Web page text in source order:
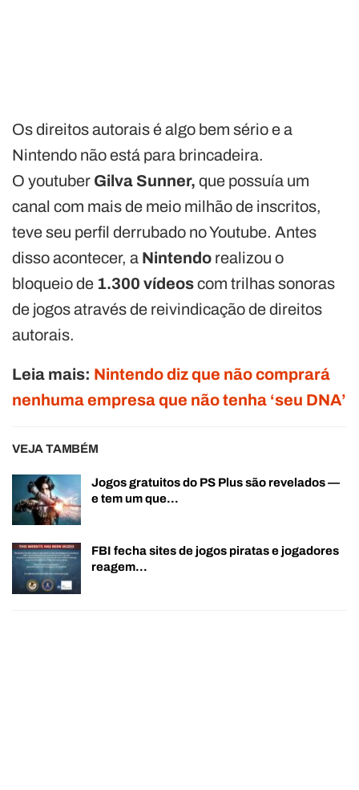
Os direitos autorais é algo bem sério e a
Nintendo não está para brincadeira.
O youtuber Gilva Sunner, que possuía um
canal com mais de meio milhão de inscritos,
teve seu perfil derrubado no Youtube. Antes
disso acontecer, a Nintendo realizou o
bloqueio de 1.300 vídeoscom trilhas sonoras
de jogos através de reivindicação de direitos
autorais.
Leia mais: Nintendo diz que não comprará
nenhuma empresa que não tenha ‘seu DNA’
VEJA TAMBÉM
Jogos gratuitos do PS Plus são revelados —
e tem um que…
FBI fecha sites de jogos piratas e jogadores
reagem…